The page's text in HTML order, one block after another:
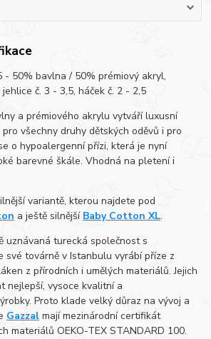
- 50% bavlna / 50% prémiový akryl,
č. 3 - 3,5, háček č. 2 - 2,5
a prémiového akrylu vytváří luxusní
všechny druhy dětských oděvů i pro
o hypoalergenní přízi, která je nyní
barevné škále. Vhodná na pletení i
variantě, kterou najdete pod
a ještě silnější Baby Cotton XL.
uznávaná turecká společnost s
své továrně v Istanbulu vyrábí příze z
z přírodních i umělých materiálů. Jejich
nejlepší, vysoce kvalitní a
Proto klade velký důraz na vývoj a
Gazzal mají mezinárodní certifikát
materiálů OEKO-TEX STANDARD 100.